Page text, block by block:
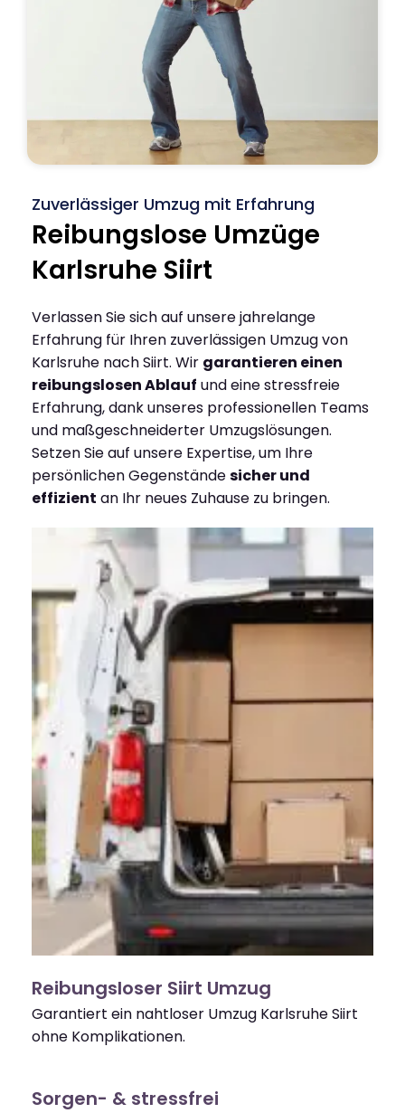
Zuverlässiger Umzug mit Erfahrung
Reibungslose Umzüge
Karlsruhe Siirt
Verlassen Sie sich auf unsere jahrelange
Erfahrung für Ihren zuverlässigen Umzug von
Karlsruhe nach Siirt. Wir garantieren einen
reibungslosen Ablauf und eine stressfreie
Erfahrung, dank unseres professionellen Teams
und maßgeschneiderter Umzugslösungen.
Setzen Sie auf unsere Expertise, um Ihre
persönlichen Gegenständesicher und
effizient an Ihr neues Zuhause zu bringen.
Reibungsloser Siirt Umzug
Garantiert ein nahtloser Umzug Karlsruhe Siirt
ohne Komplikationen.
Sorgen- & stressfrei